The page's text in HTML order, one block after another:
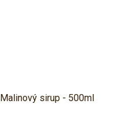
Malinový sirup - 500ml